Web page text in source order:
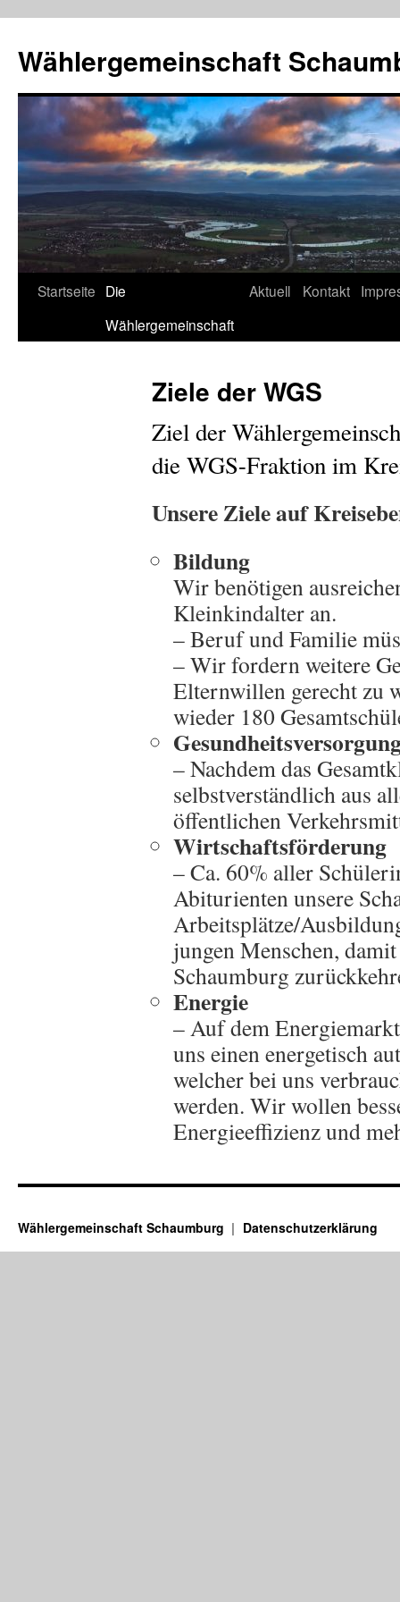
Wählergemeinschaft
Zum
Startseite Die
Wählergemeinschaft
Aktuell Kontakt
Ziele der WGS
Ziel der
die WGS-Fraktion im
Unsere Ziele auf
Bildung
Wir benötigen
Kleinkindalter an.
– Beruf und Familie
– Wir fordern weitere
Elternwillen gerecht zu
wieder 180
– Nachdem das
selbstverständlich aus
öffentlichen
Wirtschaftsförderung
– Ca. 60% aller
Abiturienten unsere
Arbeitsplätze/
jungen Menschen,
Schaumburg
Energie
– Auf dem
uns einen energetisch
welcher bei uns
werden. Wir wollen
Energieeffizienz und
Wählergemeinschaft Schaumburg Datenschutzerklärung